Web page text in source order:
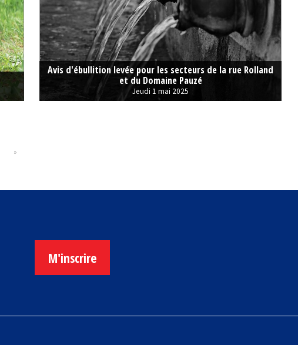
Avis d'ébullition levée pour les secteurs de la rue Rolland
et du Domaine Pauzé
Jeudi 1 mai 2025
»
M'inscrire